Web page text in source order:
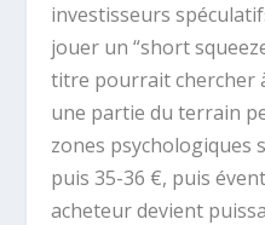
investisseurs
jouer un “short
titre pourrait chercher
une partie du terrain
zones psychologiques
puis 35-36 €, puis
acheteur devient